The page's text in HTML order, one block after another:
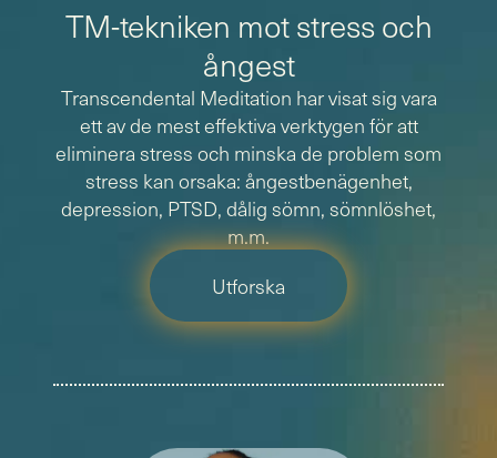
TM-tekniken mot stress och
ångest
Transcendental Meditation har visat sig vara
ett av de mest effektiva verktygen för att
eliminera stress och minska de problem som
stress kan orsaka: ångestbenägenhet,
depression, PTSD, dålig sömn, sömnlöshet,
m.m.
Utforska